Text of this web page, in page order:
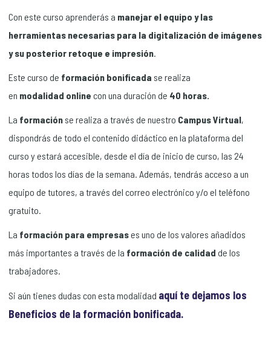
Con este curso aprenderás a manejar el equipo y las
herramientas necesarias para la digitalización de imágenes
y su posterior retoque e impresión.
Este curso de formación bonificada se realiza
en modalidad online con una duración de 40 horas.
La formación se realiza a través de nuestro Campus Virtual,
dispondrás de todo el contenido didáctico en la plataforma del
curso y estará accesible, desde el día de inicio de curso, las 24
horas todos los días de la semana. Además, tendrás acceso a un
equipo de tutores, a través del correo electrónico y/o el teléfono
gratuito.
La formación para empresases uno de los valores añadidos
más importantes a través de la formación de calidad de los
trabajadores.
Si aún tienes dudas con esta modalidad aquí te dejamos los
Beneficios de la formación bonificada.